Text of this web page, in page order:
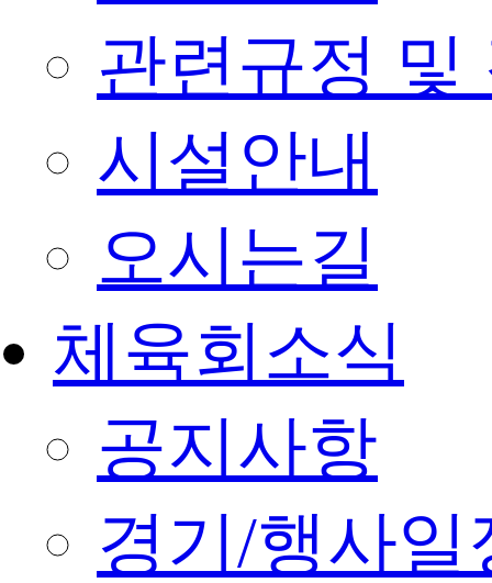
관련규정 및
시설안내
오시는길
체육회소식
공지사항
경기/행사일